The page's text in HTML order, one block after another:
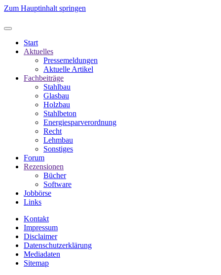
Zum Hauptinhalt springen
Start
Aktuelles
Pressemeldungen
Aktuelle Artikel
Fachbeiträge
Stahlbau
Glasbau
Holzbau
Stahlbeton
Energiesparverordnung
Recht
Lehmbau
Sonstiges
Forum
Rezensionen
Bücher
Software
Jobbörse
Links
Kontakt
Impressum
Disclaimer
Datenschutzerklärung
Mediadaten
Sitemap